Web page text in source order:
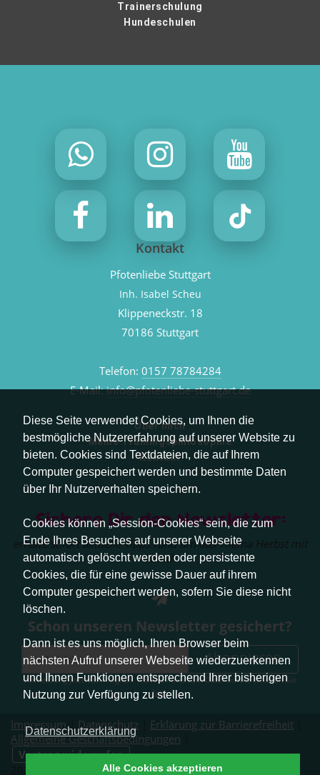
Diese Seite verwendet Cookies, um Ihnen die
bestmögliche Nutzererfahrung auf unserer Website zu
bieten. Cookies sind Textdateien, die auf Ihrem
Computer gespeichert werden und bestimmte Daten
über Ihr Nutzerverhalten speichern.
Cookies können „Session-Cookies“ sein, die zum
Ende Ihres Besuches auf unserer Webseite
automatisch gelöscht werden oder persistente
Cookies, die für eine gewisse Dauer auf ihrem
Computer gespeichert werden, sofern Sie diese nicht
löschen.
Dann ist es uns möglich, Ihren Browser beim
nächsten Aufruf unserer Webseite wiederzuerkennen
und Ihnen Funktionen entsprechend Ihrer bisherigen
Nutzung zur Verfügung zu stellen.
Datenschutzerklärung
Alle Cookies akzeptieren
Trainerschulung
Hundeschulen
Kontakt
Pfotenliebe Stuttgart
Inh. Isabel Scheu
Klippeneckstr. 18
70186 Stuttgart
Telefon: 0157 78784284
E-Mail:info@pfotenliebe-stuttgart.de
Über mich
Meine Trainingsphilosophie
Kontakt
Sichere Dir den Newsletter:
erhalte sofort aktuelle Tipps rund um das Thema Herbst mit
Hund.
Schon unseren Newsletter gesichert?
Abonnieren
Abmeldung jederzeit möglich. Weitere Infos zum Datenschutz erhalten Sie
hier.
Impressum| Datenschutz Erklärung zur Barrierefreiheit
Allgemeine Geschäftsbedingungen
Vertrag widerrufen
2026 © Pfotenliebe Stuttgart. Alle Rechte vorbehalten.